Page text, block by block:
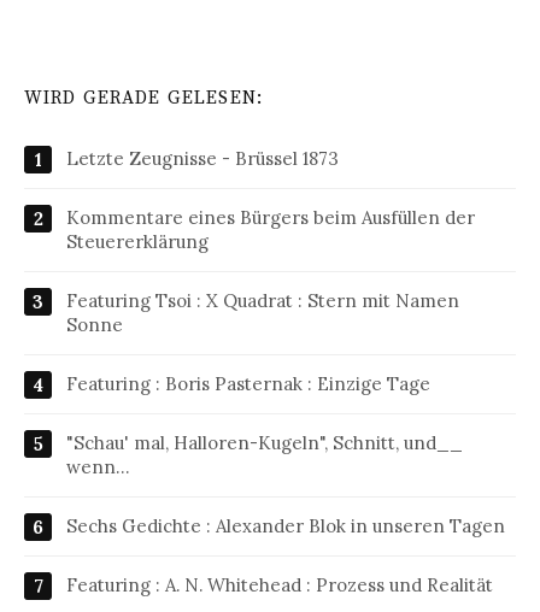
WIRD GERADE GELESEN:
Letzte Zeugnisse - Brüssel 1873
Kommentare eines Bürgers beim Ausfüllen der
Steuererklärung
Featuring Tsoi : X Quadrat : Stern mit Namen
Sonne
Featuring : Boris Pasternak : Einzige Tage
"Schau' mal, Halloren-Kugeln", Schnitt, und__
wenn…
Sechs Gedichte : Alexander Blok in unseren Tagen
Featuring : A. N. Whitehead : Prozess und Realität